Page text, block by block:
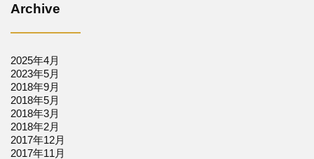
Archive
2025年4月
2023年5月
2018年9月
2018年5月
2018年3月
2018年2月
2017年12月
2017年11月